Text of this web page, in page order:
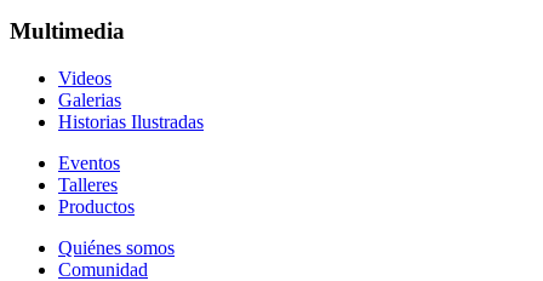
Multimedia
Videos
Galerias
Historias Ilustradas
Eventos
Talleres
Productos
Quiénes somos
Comunidad